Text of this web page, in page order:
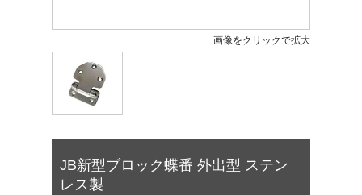
画像をクリックで拡大
JB新型ブロック蝶番 外出型 ステン
レス製